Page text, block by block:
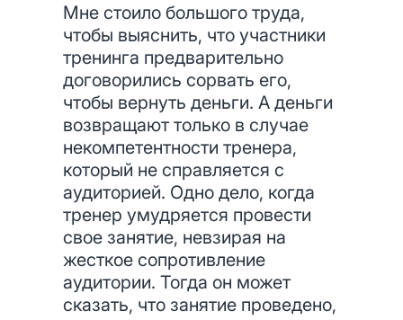
Мне стоило большого труда,
чтобы выяснить, что участники
тренинга предварительно
договорились сорвать его,
чтобы вернуть деньги. А деньги
возвращают только в случае
некомпетентности тренера,
который не справляется с
аудиторией. Одно дело, когда
тренер умудряется провести
свое занятие, невзирая на
жесткое сопротивление
аудитории. Тогда он может
сказать, что занятие проведено,